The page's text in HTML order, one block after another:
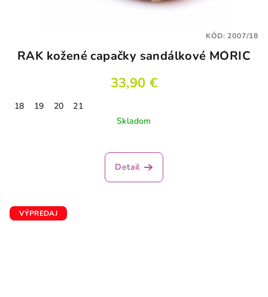
RAK kožené capačky sandálkové MÓRIC
33,90 €
18 19 20
21
Skladom
Detail
KÓD:2007/18
VÝPREDAJ